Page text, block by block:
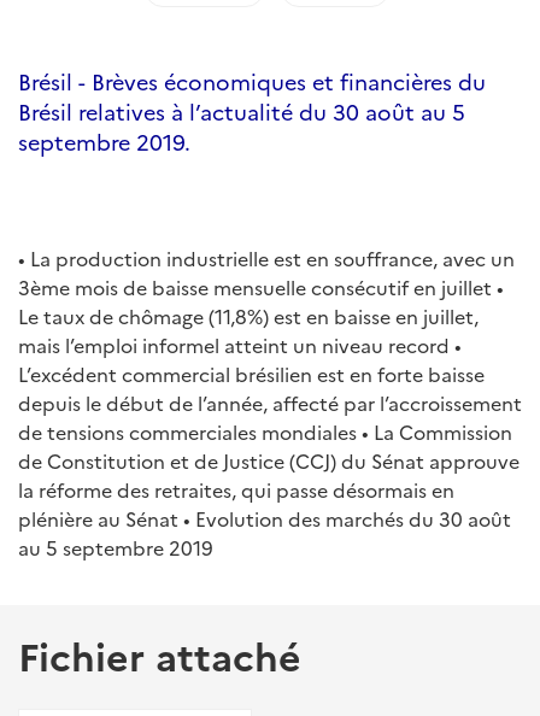
Brésil - Brèves économiques et financières du
Brésil relatives à l’actualité du 30 août au 5
septembre 2019.
• La production industrielle est en souffrance, avec un
3ème mois de baisse mensuelle consécutif en juillet •
Le taux de chômage (11,8%) est en baisse en juillet,
mais l’emploi informel atteint un niveau record •
L’excédent commercial brésilien est en forte baisse
depuis le début de l’année, affecté par l’accroissement
de tensions commerciales mondiales • La Commission
de Constitution et de Justice (CCJ) du Sénat approuve
la réforme des retraites, qui passe désormais en
plénière au Sénat • Evolution des marchés du 30 août
au 5 septembre 2019
Fichier attaché